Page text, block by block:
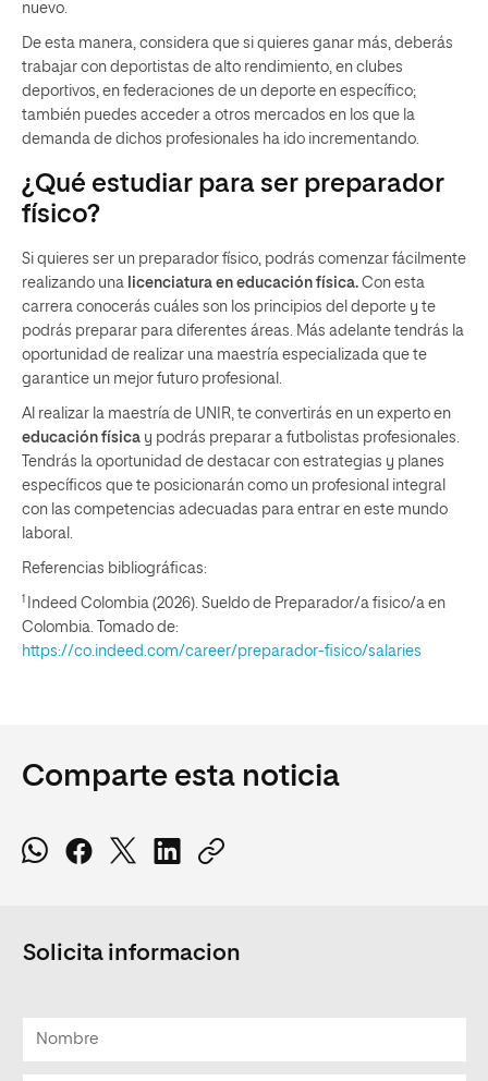
nuevo.
De esta manera, considera que si quieres ganar más, deberás
trabajar con deportistas de alto rendimiento, en clubes
deportivos, en federaciones de un deporte en específico;
también puedes acceder a otros mercados en los que la
demanda de dichos profesionales ha ido incrementando.
¿Qué estudiar para ser preparador
físico?
Si quieres ser un preparador físico, podrás comenzar fácilmente
realizando una licenciatura en educación física. Con esta
carrera conocerás cuáles son los principios del deporte y te
podrás preparar para diferentes áreas. Más adelante tendrás la
oportunidad de realizar una maestría especializada que te
garantice un mejor futuro profesional.
Al realizar la maestría de UNIR, te convertirás en un experto en
educación física y podrás preparar a futbolistas profesionales.
Tendrás la oportunidad de destacar con estrategias y planes
específicos que te posicionarán como un profesional integral
con las competencias adecuadas para entrar en este mundo
laboral.
Referencias bibliográficas:
1
Indeed Colombia (2026). Sueldo de Preparador/a fisico/a en
Colombia. Tomado de:
https://co.indeed.com/career/preparador-fisico/salaries
Comparte esta noticia
Solicita informacion